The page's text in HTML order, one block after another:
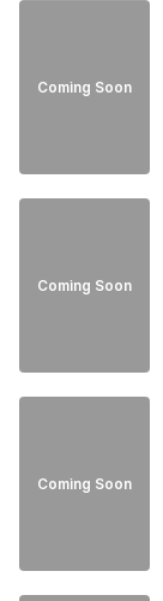
Coming Soon
Coming Soon
Coming Soon